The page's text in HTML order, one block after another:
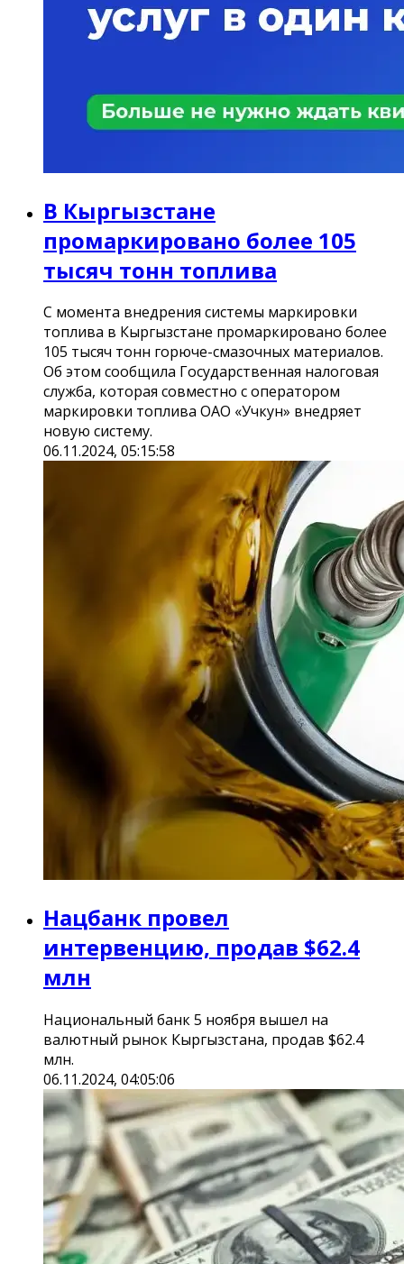
В Кыргызстане
промаркировано более 105
тысяч тонн топлива
С момента внедрения системы маркировки
топлива в Кыргызстане промаркировано более
105 тысяч тонн горюче-смазочных материалов.
Об этом сообщила Государственная налоговая
служба, которая совместно с оператором
маркировки топлива ОАО «Учкун» внедряет
новую систему.
06.11.2024, 05:15:58
Нацбанк провел
интервенцию, продав $62.4
млн
Национальный банк 5 ноября вышел на
валютный рынок Кыргызстана, продав $62.4
млн.
06.11.2024, 04:05:06